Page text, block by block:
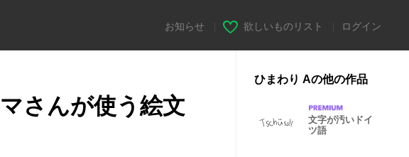
お知らせ 欲しいものリスト ログイン
さんが使う絵文
ひまわり Aの他の作品
文字が汚いドイ
ツ語